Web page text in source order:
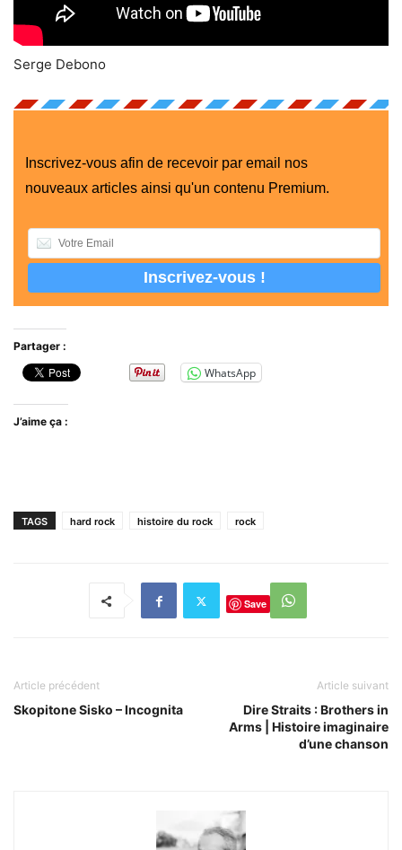
Serge Debono
Inscrivez-vous afin de recevoir par email nos
nouveaux articles ainsi qu'un contenu Premium.
Partager :
WhatsApp
J’aime ça :
TAGS hard rock histoire du rock rock
Save
Article précédent
Skopitone Sisko – Incognita
Article suivant
Dire Straits : Brothers in
Arms | Histoire imaginaire
d’une chanson